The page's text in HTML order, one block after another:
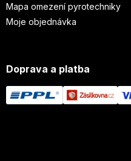
Mapa omezení pyrotechniky
Moje objednávka
Doprava a platba